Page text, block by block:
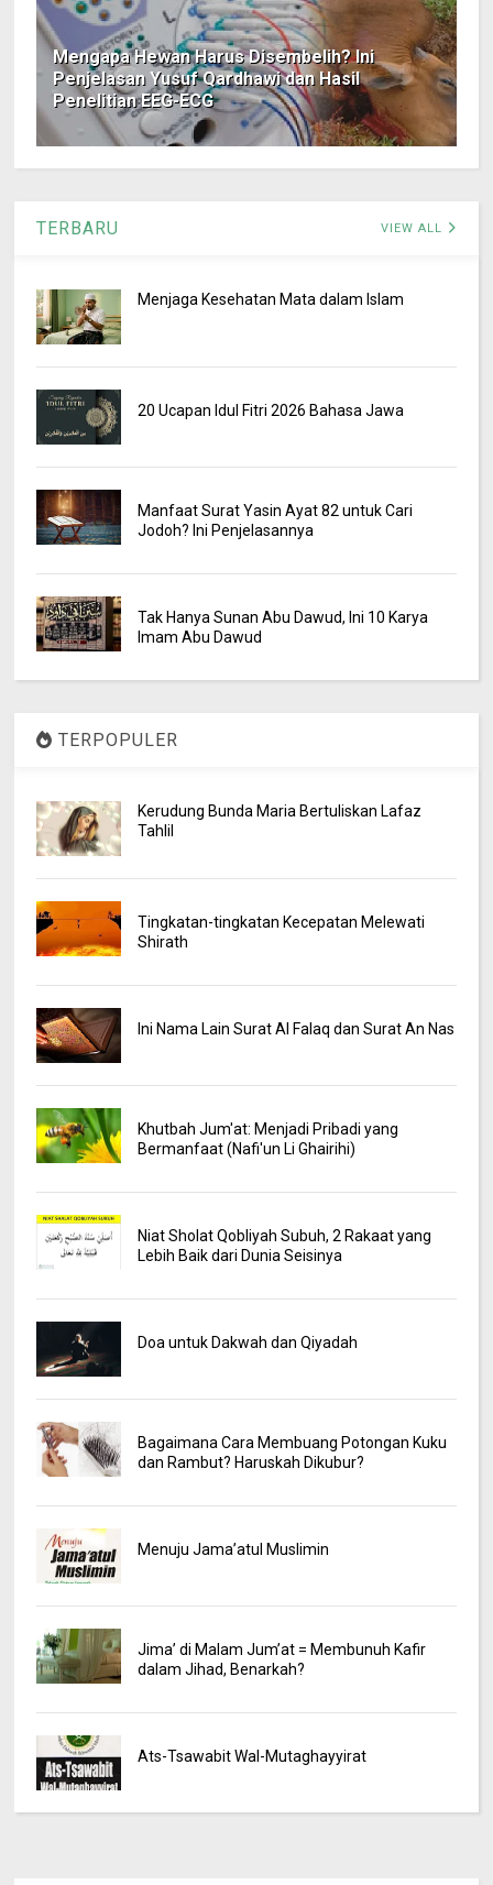
Mengapa Hewan Harus Disembelih? Ini
Penjelasan Yusuf Qardhawi dan Hasil
Penelitian EEG-ECG
TERBARU VIEW ALL
Menjaga Kesehatan Mata dalam Islam
20 Ucapan Idul Fitri 2026 Bahasa Jawa
Manfaat Surat Yasin Ayat 82 untuk Cari
Jodoh? Ini Penjelasannya
Tak Hanya Sunan Abu Dawud, Ini 10 Karya
Imam Abu Dawud
TERPOPULER
Kerudung Bunda Maria Bertuliskan Lafaz
Tahlil
Tingkatan-tingkatan Kecepatan Melewati
Shirath
Ini Nama Lain Surat Al Falaq dan Surat An Nas
Khutbah Jum'at: Menjadi Pribadi yang
Bermanfaat (Nafi'un Li Ghairihi)
Niat Sholat Qobliyah Subuh, 2 Rakaat yang
Lebih Baik dari Dunia Seisinya
Doa untuk Dakwah dan Qiyadah
Bagaimana Cara Membuang Potongan Kuku
dan Rambut? Haruskah Dikubur?
Menuju Jama’atul Muslimin
Jima’ di Malam Jum’at = Membunuh Kafir
dalam Jihad, Benarkah?
Ats-Tsawabit Wal-Mutaghayyirat